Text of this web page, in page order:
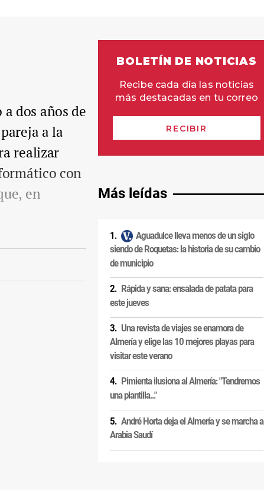
dos años de
a la
realizar
con
en
Más leídas
Aguadulce lleva menos de un siglo
siendo de Roquetas: la historia de su cambio
de municipio
Rápida y sana: ensalada de patata para
este jueves
Una revista de viajes se enamora de
Almería y elige las 10 mejores playas para
visitar este verano
Pimienta ilusiona al Almería: "Tendremos
una plantilla..."
André Horta deja el Almería y se marcha a
Arabia Saudí